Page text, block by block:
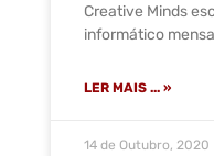
Creative Minds
informático
LER MAIS ... »
14 de Outubro, 2020